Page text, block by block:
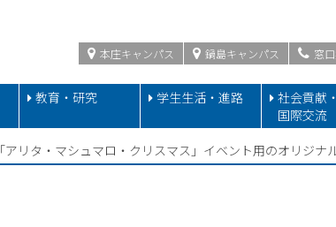
本庄キャンパス 鍋島キャンパス 窓
教育・研究 学生生活・進路
社会貢献・
国際交流
「アリタ・マシュマロ・クリスマス」イベント用のオリジナ